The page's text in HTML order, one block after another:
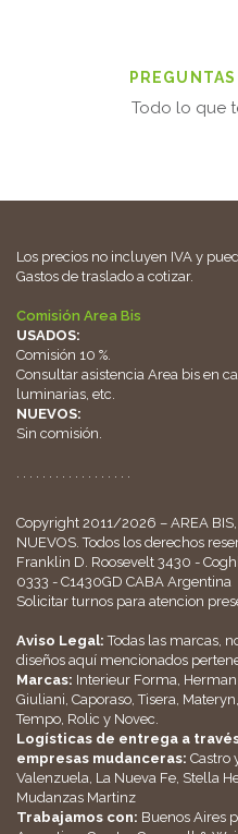
PREGUNTAS
Todo lo que
Los precios no incluyen IVA y
Gastos de traslado a cotizar.
Comisión Area Bis
USADOS:
Comisión 10 %.
Consultar asistencia Area bis en
luminarias, etc.
NUEVOS:
Sin comisión.
Copyright 2011/2026 – AREA
NUEVOS. Todos los derechos
Franklin D. Roosevelt 3430 -
0333 - C1430GD CABA Argentina
Solicitar turnos para atencion
Aviso Legal: Todas las marcas,
diseños aquí mencionados
Marcas: Interieur Forma,
Giuliani, Caporaso, Tisera,
Tempo, Rolic y Novec.
Logísticas de entrega a
empresas mudanceras: Castro
Valenzuela, La Nueva Fe, Stella
Mudanzas Martinz
Trabajamos con: Buenos Aires